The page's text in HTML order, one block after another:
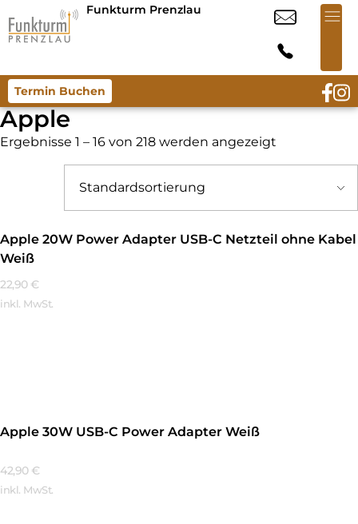
Funkturm Prenzlau
Termin Buchen
Apple
Ergebnisse 1 – 16 von 218 werden angezeigt
Apple 20W Power Adapter USB-C Netzteil ohne Kabel
Weiß
22,90 €
inkl. MwSt.
Apple 30W USB-C Power Adapter Weiß
42,90 €
inkl. MwSt.